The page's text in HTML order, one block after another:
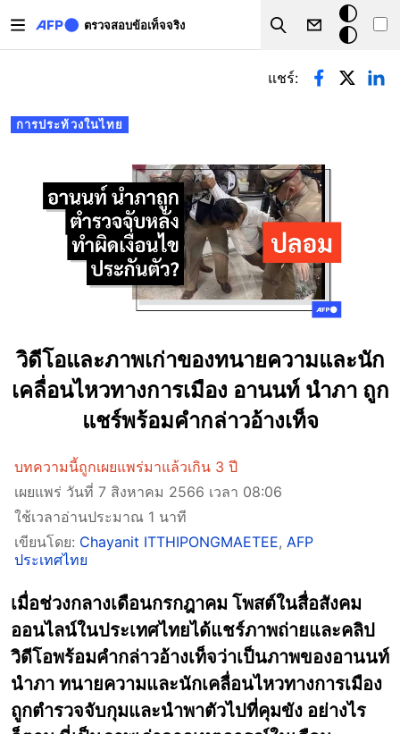
ตรวจสอบข้อเท็จจริง
Search
โหมด
มืด
Primary tabs
การประท้วงในไทย
แชร์:
วิดีโอและภาพเก่าของทนายความและนัก
เคลื่อนไหวทางการเมือง อานนท์ นำภา ถูก
แชร์พร้อมคำกล่าวอ้างเท็จ
บทความนี้ถูกเผยแพร่มาแล้วเกิน 3 ปี
เผยแพร่ วันที่ 7 สิงหาคม 2566 เวลา 08:06
ใช้เวลาอ่านประมาณ 1 นาที
เขียนโดย: Chayanit ITTHIPONGMAETEE, AFP
ประเทศไทย
เมื่อช่วงกลางเดือนกรกฎาคม โพสต์ในสื่อสังคม
ออนไลน์ในประเทศไทยได้แชร์ภาพถ่ายและคลิป
วิดีโอพร้อมคำกล่าวอ้างเท็จว่าเป็นภาพของอานนท์
นำภา ทนายความและนักเคลื่อนไหวทางการเมือง
ถูกตำรวจจับกุมและนำพาตัวไปที่คุมขัง อย่างไร